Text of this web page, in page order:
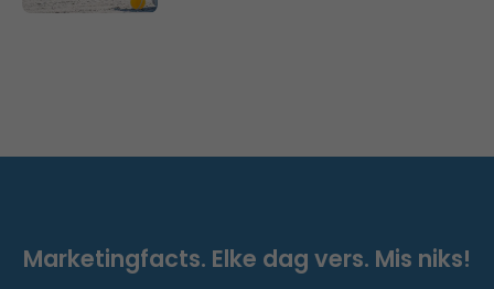
Marketingfacts. Elke dag vers. Mis niks!